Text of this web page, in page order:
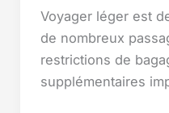
Voyager léger est
de nombreux
restrictions de
supplémentaires